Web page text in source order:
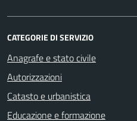
CATEGORIE DI SERVIZIO
Anagrafe e stato civile
Autorizzazioni
Catasto e urbanistica
Educazione e formazione